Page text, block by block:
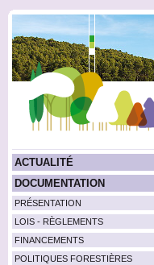
ACTUALITÉ
DOCUMENTATION
PRÉSENTATION
LOIS - RÈGLEMENTS
FINANCEMENTS
POLITIQUES FORESTIÈRES